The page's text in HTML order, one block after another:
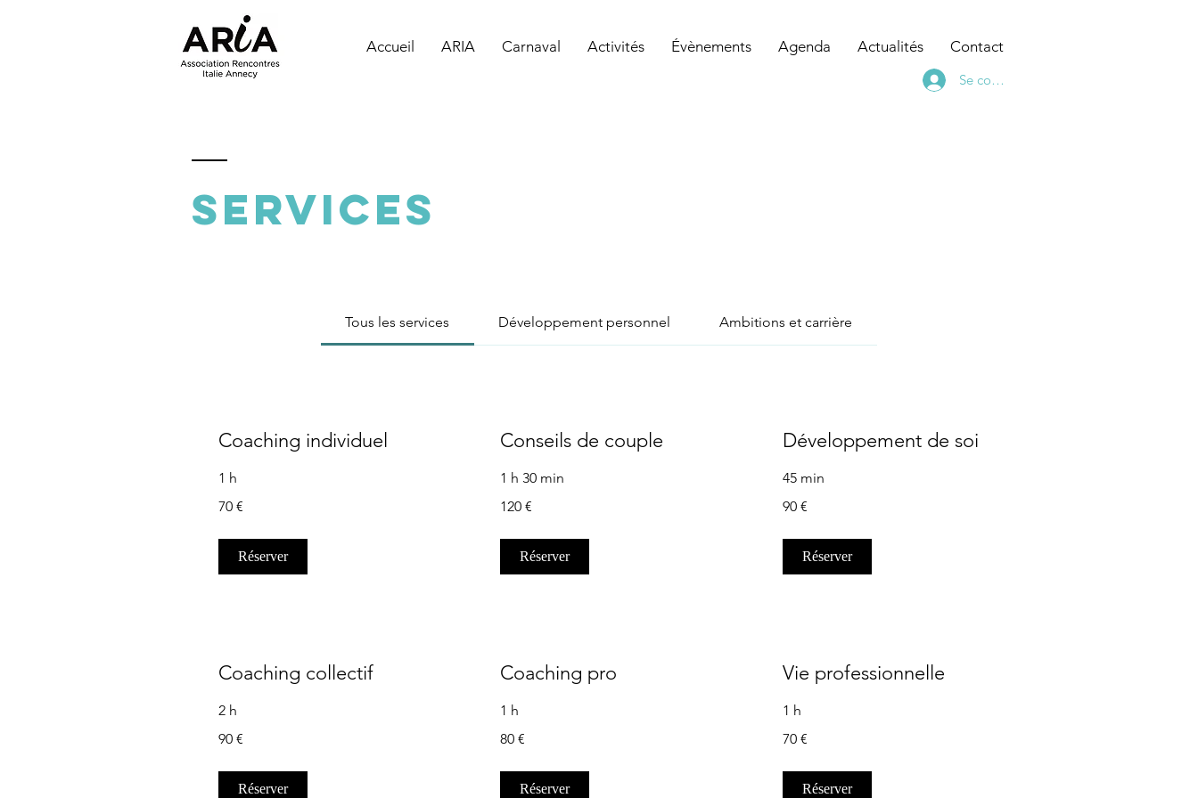
Accueil ARIA Carnaval Activités Évènements Agenda Actualités Contact
Se connecter
SERVICES
Tous les services Développement personnel Ambitions et carrière
Coaching individuel
1 h
euros
70 €
Réserver
Conseils de couple
1 h 30 min
euros
120 €
Réserver
Développement de soi
45 min
euros
90 €
Réserver
Coaching collectif
2 h
euros
90 €
Réserver
Coaching pro
1 h
euros
80 €
Réserver
Vie professionnelle
1 h
euros
70 €
Réserver